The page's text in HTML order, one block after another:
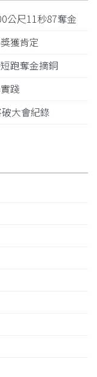
公尺11秒87奪金
獲肯定
跑奪金摘銅
踐
大會紀錄